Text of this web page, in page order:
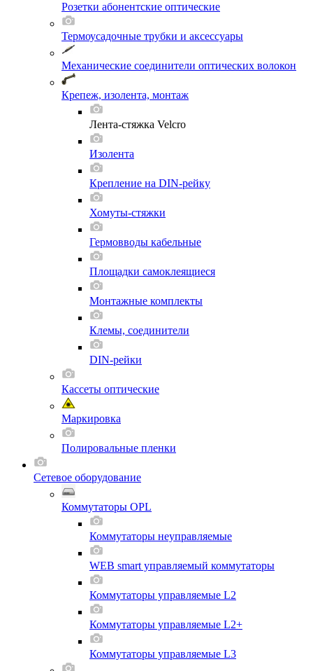
Розетки абонентские оптические
Термоусадочные трубки и аксессуары
Механические соединители оптических волокон
Крепеж, изолента, монтаж
Лента-стяжка Velcro
Изолента
Крепление на DIN-рейку
Хомуты-стяжки
Гермовводы кабельные
Площадки самоклеящиеся
Монтажные комплекты
Клемы, соединители
DIN-рейки
Кассеты оптические
Маркировка
Полировальные пленки
Сетевое оборудование
Коммутаторы OPL
Коммутаторы неуправляемые
WEB smart управляемый коммутаторы
Коммутаторы управляемые L2
Коммутаторы управляемые L2+
Коммутаторы управляемые L3